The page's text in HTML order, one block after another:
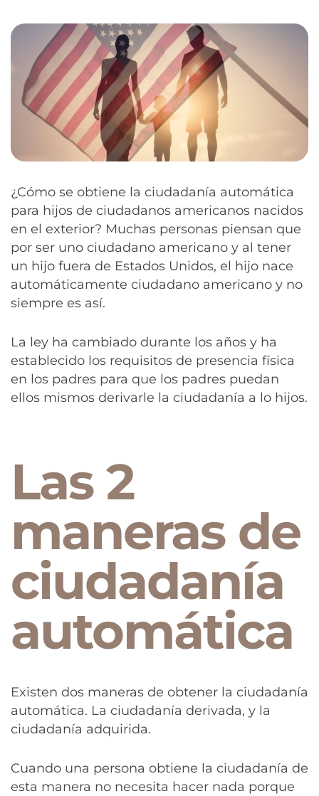
¿Cómo se obtiene la ciudadanía automática
para hijos de ciudadanos americanos nacidos
en el exterior? Muchas personas piensan que
por ser uno ciudadano americano y al tener
un hijo fuera de Estados Unidos, el hijo nace
automáticamente ciudadano americano y no
siempre es así.
La ley ha cambiado durante los años y ha
establecido los requisitos de presencia física
en los padres para que los padres puedan
ellos mismos derivarle la ciudadanía a lo hijos.
Las 2
maneras de
ciudadanía
automática
Existen dos maneras de obtener la ciudadanía
automática. La ciudadanía derivada, y la
ciudadanía adquirida.
Cuando una persona obtiene la ciudadanía de
esta manera no necesita hacer nada porque